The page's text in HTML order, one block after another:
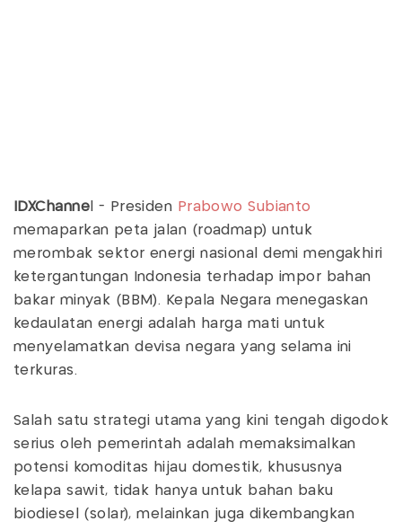
IDXChannel - Presiden Prabowo Subianto
memaparkan peta jalan (roadmap) untuk
merombak sektor energi nasional demi mengakhiri
ketergantungan Indonesia terhadap impor bahan
bakar minyak (BBM). Kepala Negara menegaskan
kedaulatan energi adalah harga mati untuk
menyelamatkan devisa negara yang selama ini
terkuras.
Salah satu strategi utama yang kini tengah digodok
serius oleh pemerintah adalah memaksimalkan
potensi komoditas hijau domestik, khususnya
kelapa sawit, tidak hanya untuk bahan baku
biodiesel (solar), melainkan juga dikembangkan